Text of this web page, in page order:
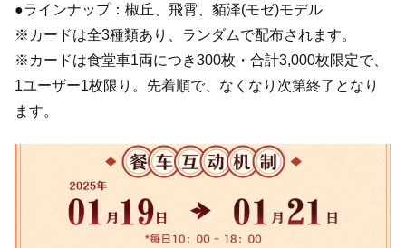
●ラインナップ：椒丘、飛霄、貊泽(モゼ)モデル
※カードは全3種類あり、ランダムで配布されます。
※カードは食堂車1両につき300枚・合計3,000枚限定で、
1ユーザー1枚限り。先着順で、なくなり次第終了となり
ます。